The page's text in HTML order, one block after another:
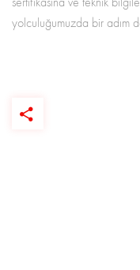
yolculuğumuzda bir adım